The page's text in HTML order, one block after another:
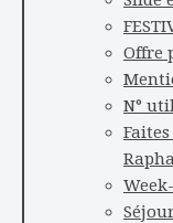
Offre
N°